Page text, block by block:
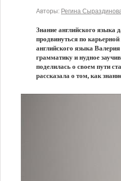
Авторы: Регина
Знание английского языка
продвинуться по
английского языка
грамматику и нудное
поделилась о своем пути
рассказала о том, как